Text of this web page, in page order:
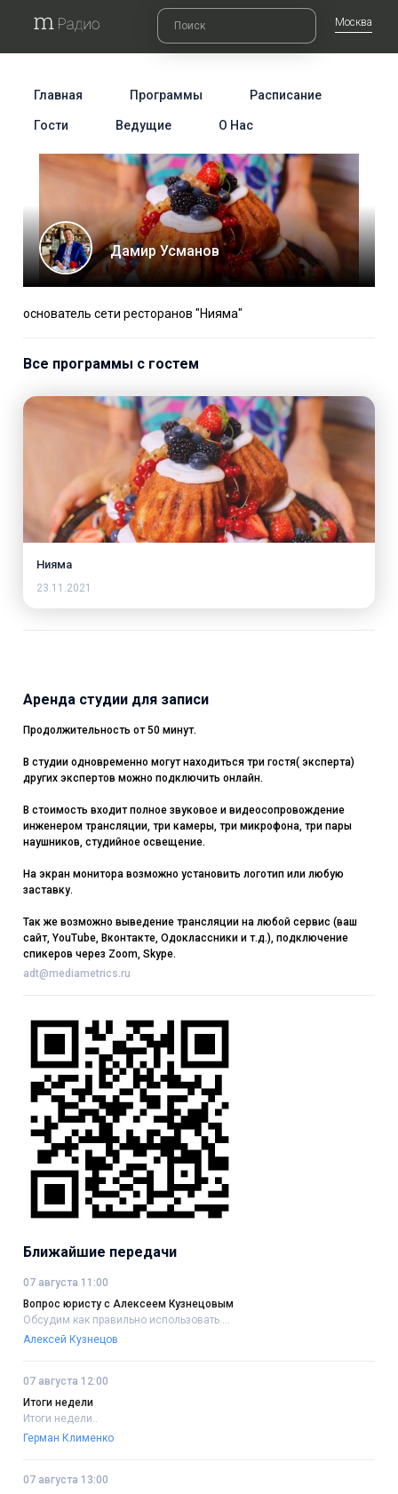
Москва
Главная Программы Расписание
Гости Ведущие О Нас
Дамир Усманов
основатель сети ресторанов "Нияма"
Все программы с гостем
Нияма
23.11.2021
Аренда студии для записи
Продолжительность от 50 минут.
В студии одновременно могут находиться три гостя( эксперта)
других экспертов можно подключить онлайн.
В стоимость входит полное звуковое и видеосопровождение
инженером трансляции, три камеры, три микрофона, три пары
наушников, студийное освещение.
На экран монитора возможно установить логотип или любую
заставку.
Так же возможно выведение трансляции на любой сервис (ваш
сайт, YouTube, Вконтакте, Одоклассники и т.д.), подключение
спикеров через Zoom, Skype.
adt@mediametrics.ru
Ближайшие передачи
07 августа 11:00
Вопрос юристу с Алексеем Кузнецовым
Обсудим как правильно использовать....
Алексей Кузнецов
07 августа 12:00
Итоги недели
Итоги недели..
Герман Клименко
07 августа 13:00